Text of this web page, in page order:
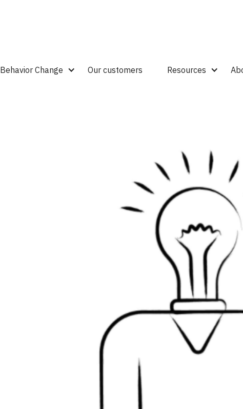
Behavior Change Our customers Resources